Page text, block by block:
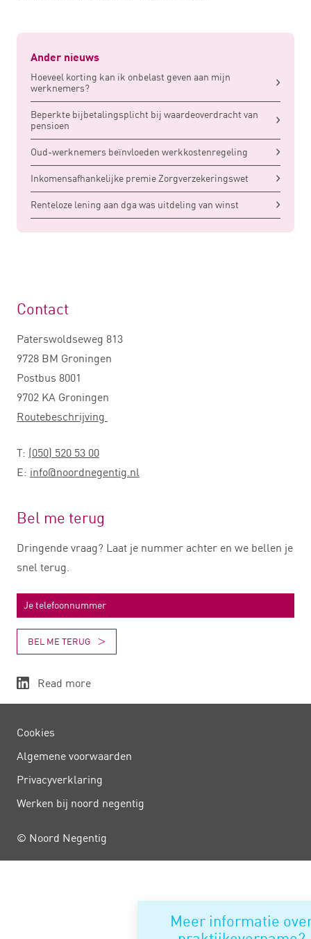
Ander nieuws
Hoeveel korting kan ik onbelast geven aan mijn
werknemers?
Beperkte bijbetalingsplicht bij waardeoverdracht van
pensioen
Oud-werknemers beïnvloeden werkkostenregeling
Inkomensafhankelijke premie Zorgverzekeringswet
Renteloze lening aan dga was uitdeling van winst
Meer informatie
Contact
Paterswoldseweg 813
9728 BM Groningen
Postbus 8001
9702 KA Groningen
Routebeschrijving
T: (050) 520 53 00
E: info@noordnegentig.nl
Bel me terug
Dringende vraag? Laat je nummer achter en we bellen je
snel terug.
BEL ME TERUG
Read more
Cookies
Algemene voorwaarden
Privacy­verklaring
Werken bij noord negentig
© Noord Negentig